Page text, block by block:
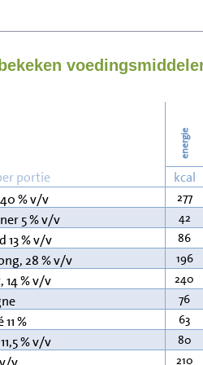
energie
portie kcal
% v/v
277
5 % v/v 42
13 % v/v 86
28 % v/v 196
14 % v/v 240
76
% 63
% v/v 80
210